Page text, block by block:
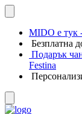
MIDO е тук
Безплатна
Подарък
Festina